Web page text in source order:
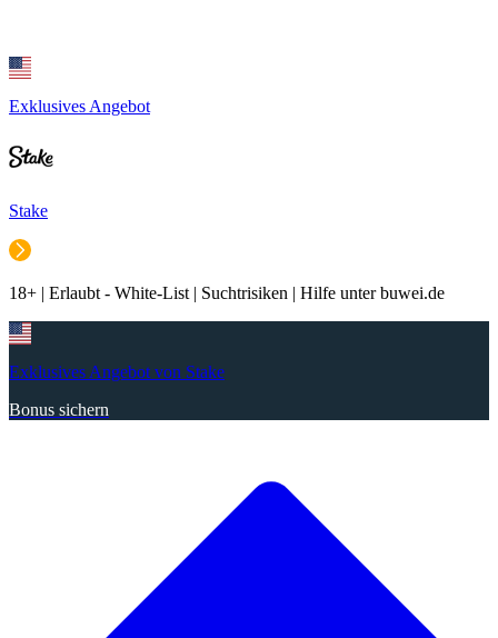
Exklusives Angebot
Stake
18+ | Erlaubt - White-List | Suchtrisiken | Hilfe unter buwei.de
Exklusives Angebot von Stake
Bonus sichern